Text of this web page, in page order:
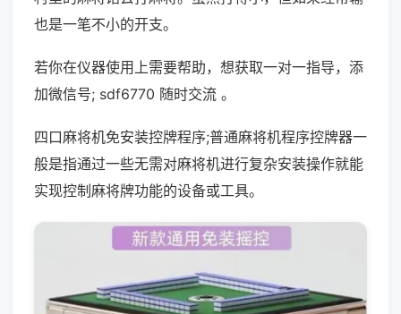
也是一笔不小的开支。
若你在仪器使用上需要帮助，想获取一对一指导，添
加微信号; sdf6770 随时交流 。
四口麻将机免安装控牌程序;普通麻将机程序控牌器一
般是指通过一些无需对麻将机进行复杂安装操作就能
实现控制麻将牌功能的设备或工具。